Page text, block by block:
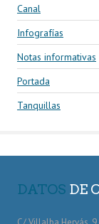
Canal
Infografías
Notas informativas
Portada
Tanquillas
DATOS DE